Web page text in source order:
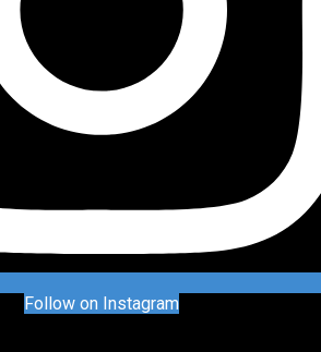
Follow on Instagram